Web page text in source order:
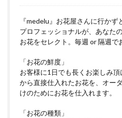
『medelu』お花屋さんに行か
プロフェッショナルが、あなた
お花をセレクト。毎週 or 隔週で
「お花の鮮度」
お客様に1日でも長くお楽しみ
から直接仕入れたお花を、オー
けのためにお花を仕入れます。
「お花の種類」